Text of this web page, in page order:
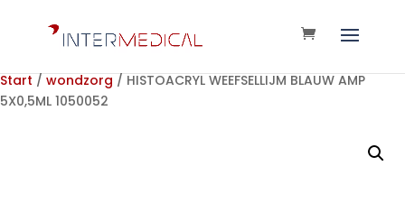
Start / wondzorg / HISTOACRYL WEEFSELLIJM BLAUW AMP
5X0,5ML 1050052